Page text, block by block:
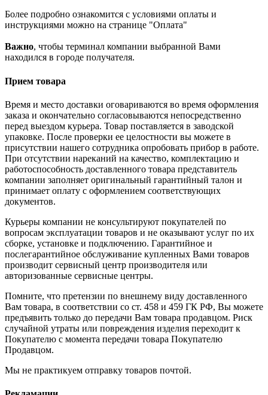
Более подробно ознакомится с условиями оплаты и
инструкциями можно на странице "Оплата"
Важно, чтобы терминал компании выбранной Вами
находился в городе получателя.
Прием товара
Время и место доставки оговариваются во время оформления
заказа и окончательно согласовываются непосредственно
перед выездом курьера. Товар поставляется в заводской
упаковке. После проверки ее целостности вы можете в
присутствии нашего сотрудника опробовать прибор в работе.
При отсутствии нареканий на качество, комплектацию и
работоспособность доставленного товара представитель
компании заполняет оригинальный гарантийный талон и
принимает оплату с оформлением соответствующих
документов.
Курьеры компании не консультируют покупателей по
вопросам эксплуатации товаров и не оказывают услуг по их
сборке, установке и подключению. Гарантийное и
послегарантийное обслуживание купленных Вами товаров
производит сервисный центр производителя или
авторизованные сервисные центры.
Помните, что претензии по внешнему виду доставленного
Вам товара, в соответствии со ст. 458 и 459 ГК РФ, Вы можете
предъявить только до передачи Вам товара продавцом. Риск
случайной утраты или повреждения изделия переходит к
Покупателю с момента передачи товара Покупателю
Продавцом.
Мы не практикуем отправку товаров почтой.